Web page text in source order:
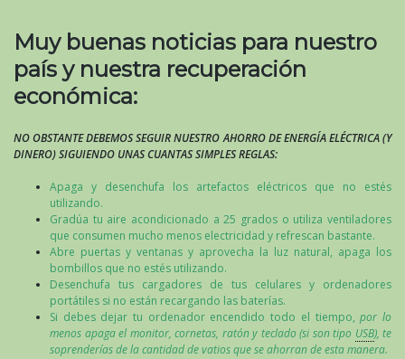
Muy buenas noticias para nuestro
país y nuestra recuperación
económica:
NO OBSTANTE DEBEMOS SEGUIR NUESTRO AHORRO DE ENERGÍA ELÉCTRICA (Y
DINERO) SIGUIENDO UNAS CUANTAS SIMPLES REGLAS:
Apaga y desenchufa los artefactos eléctricos que no estés
utilizando.
Gradúa tu aire acondicionado a 25 grados o utiliza ventiladores
que consumen mucho menos electricidad y refrescan bastante.
Abre puertas y ventanas y aprovecha la luz natural, apaga los
bombillos que no estés utilizando.
Desenchufa tus cargadores de tus celulares y ordenadores
portátiles si no están recargando las baterías.
Si debes dejar tu ordenador encendido todo el tiempo,por lo
menos apaga el monitor, cornetas, ratón y teclado (si son tipo USB), te
soprenderías de la cantidad de vatios que se ahorran de esta manera.